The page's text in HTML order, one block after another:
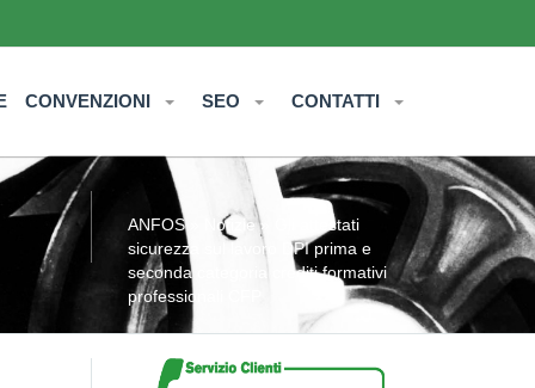
CONVENZIONI SEO CONTATTI
ANFOS» Notizie» Gli attestati
sicurezza sul lavoro DPI prima e
seconda categoria crediti formativi
professionali CFP